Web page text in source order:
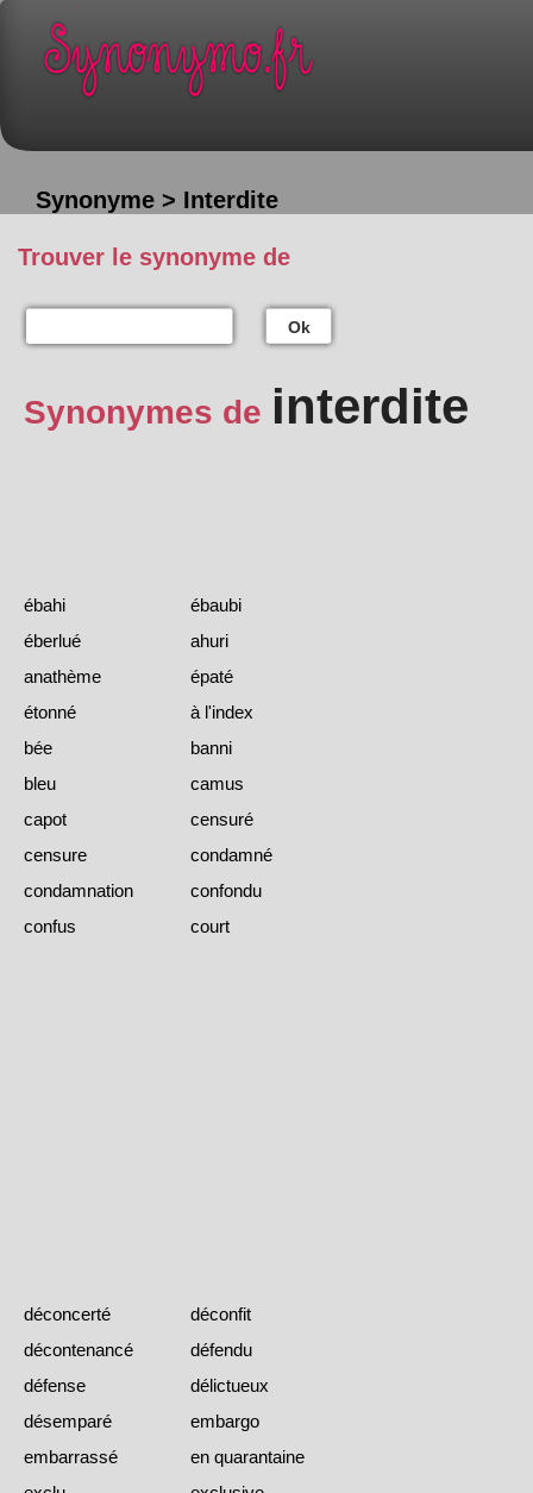
Synonyme > Interdite
Trouver le synonyme de
Ok
Synonymes de interdite
ébahi
ébaubi
éberlué
ahuri
anathème
épaté
étonné
à l'index
bée
banni
bleu
camus
capot
censuré
censure
condamné
condamnation
confondu
confus
court
déconcerté
déconfit
décontenancé
défendu
défense
délictueux
désemparé
embargo
embarrassé
en quarantaine